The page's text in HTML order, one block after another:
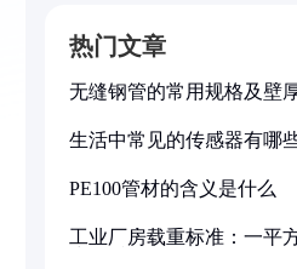
热门文章
无缝钢管的常用规格及壁
生活中常见的传感器有哪
PE100管材的含义是什么
工业厂房载重标准：一平